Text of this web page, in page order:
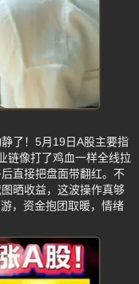
了！5月19日A股主要指
链像打了鸡血一样全线拉
直接把盘面带翻红。不
晒收益，这波操作真够
，资金抱团取暖，情绪